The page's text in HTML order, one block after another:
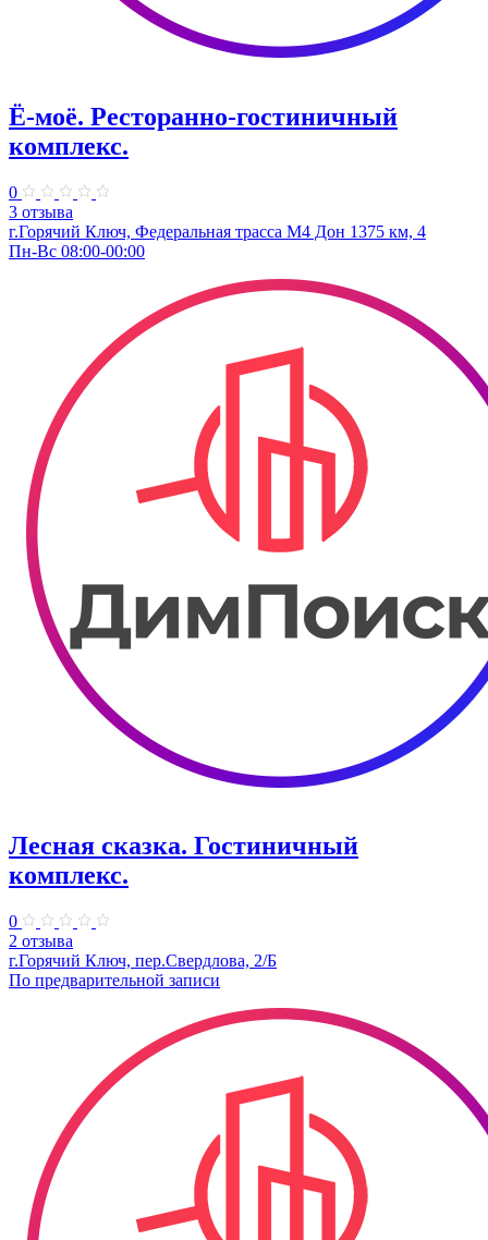
Ё-моё. Ресторанно-гостиничный
комплекс.
0
3 отзыва
г.Горячий Ключ, Федеральная трасса М4 Дон 1375 км, 4
Пн-Вс 08:00-00:00
Лесная сказка. Гостиничный
комплекс.
0
2 отзыва
г.Горячий Ключ, пер.Свердлова, 2/Б
По предварительной записи